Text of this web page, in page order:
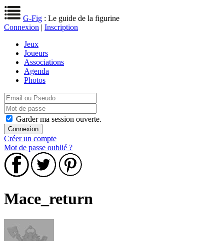
G-Fig : Le guide de la figurine
Connexion | Inscription
Jeux
Joueurs
Associations
Agenda
Photos
Garder ma session ouverte.
Créer un compte
Mot de passe oublié ?
Mace_return